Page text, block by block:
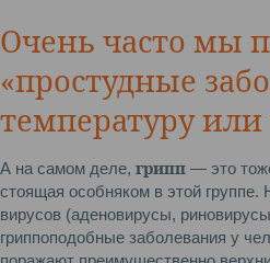
Очень часто мы
«простудные
температуру
А на самом деле, грипп — это
стоящая особняком в этой
вирусов (аденовирусы,
гриппоподобные заболевания у